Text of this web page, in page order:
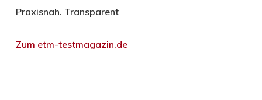
Praxisnah. Transparent
Zum etm-testmagazin.de